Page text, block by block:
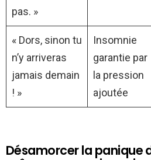
pas. »
« Dors, sinon tu
n’y arriveras
jamais demain
! »
Insomnie
garantie par
la pression
ajoutée
Désamorcer la panique